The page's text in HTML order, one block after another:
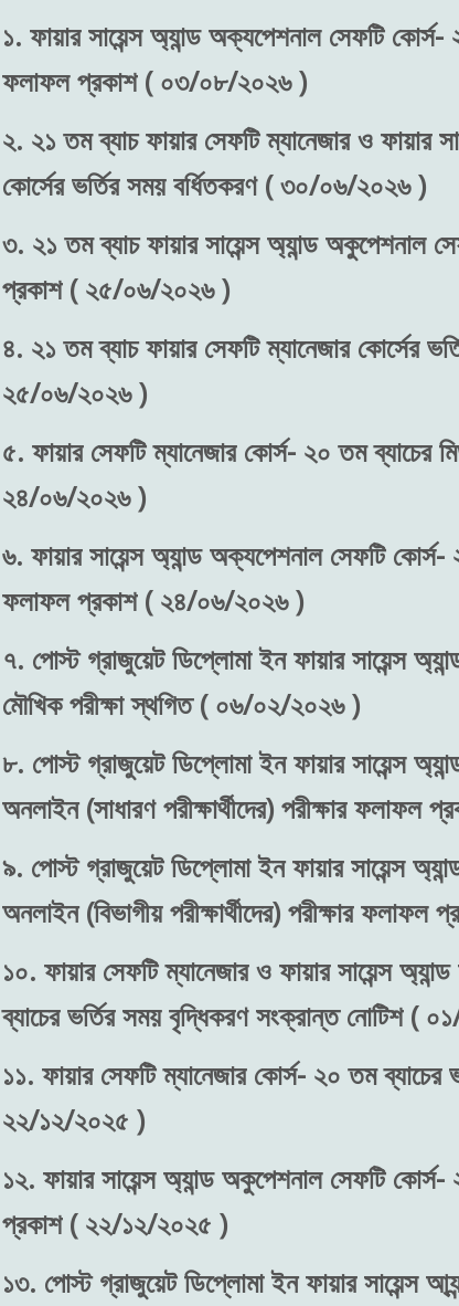
১. ফায়ার সায়েন্স অ্যান্ড অক্যপেশনাল সেফটি কোর্স-
ফলাফল প্রকাশ ( ০৩/০৮/২০২৬ )
২. ২১ তম ব্যাচ ফায়ার সেফটি ম্যানেজার ও ফায়ার
কোর্সের ভর্তির সময় বর্ধিতকরণ ( ৩০/০৬/২০২৬ )
৩. ২১ তম ব্যাচ ফায়ার সায়েন্স অ্যান্ড অকুপেশনাল
প্রকাশ ( ২৫/০৬/২০২৬ )
৪. ২১ তম ব্যাচ ফায়ার সেফটি ম্যানেজার কোর্সের
২৫/০৬/২০২৬ )
৫. ফায়ার সেফটি ম্যানেজার কোর্স- ২০ তম ব্যাচের
২৪/০৬/২০২৬ )
৬. ফায়ার সায়েন্স অ্যান্ড অক্যপেশনাল সেফটি কোর্স-
ফলাফল প্রকাশ ( ২৪/০৬/২০২৬ )
৭. পোস্ট গ্রাজুয়েট ডিপ্লোমা ইন ফায়ার সায়েন্স
মৌখিক পরীক্ষা স্থগিত ( ০৬/০২/২০২৬ )
৮. পোস্ট গ্রাজুয়েট ডিপ্লোমা ইন ফায়ার সায়েন্স
অনলাইন (সাধারণ পরীক্ষার্থীদের) পরীক্ষার
৯. পোস্ট গ্রাজুয়েট ডিপ্লোমা ইন ফায়ার সায়েন্স
অনলাইন (বিভাগীয় পরীক্ষার্থীদের) পরীক্ষার
১০. ফায়ার সেফটি ম্যানেজার ও ফায়ার সায়েন্স
ব্যাচের ভর্তির সময় বৃদ্ধিকরণ সংক্রান্ত নোটিশ (
১১. ফায়ার সেফটি ম্যানেজার কোর্স- ২০ তম
২২/১২/২০২৫ )
১২. ফায়ার সায়েন্স অ্যান্ড অকুপেশনাল সেফটি
প্রকাশ ( ২২/১২/২০২৫ )
১৩. পোস্ট গ্রাজুয়েট ডিপ্লোমা ইন ফায়ার সায়েন্স